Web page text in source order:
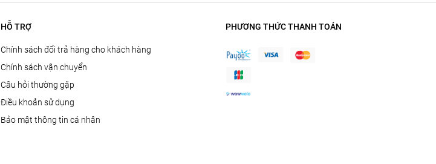
HỖ TRỢ
Chính sách đổi trả hàng cho khách hàng
Chính sách vận chuyển
Câu hỏi thường gặp
Điều khoản sử dụng
Bảo mật thông tin cá nhân
PHƯƠNG THỨC THANH TOÁN